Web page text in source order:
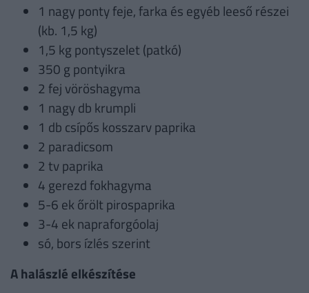
1 nagy ponty feje, farka és egyéb leeső részei
(kb. 1,5 kg)
1,5 kg pontyszelet (patkó)
350 g pontyikra
2 fej vöröshagyma
1 nagy db krumpli
1 db csípős kosszarv paprika
2 paradicsom
2 tv paprika
4 gerezd fokhagyma
5-6 ek őrölt pirospaprika
3-4 ek napraforgóolaj
só, bors ízlés szerint
A halászlé elkészítése